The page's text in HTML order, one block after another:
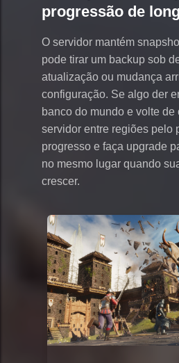
progressão de
O servidor mantém
pode tirar um backup sob
atualização ou mudança
configuração. Se algo der
banco do mundo e volte
servidor entre regiões pelo
progresso e faça upgrade
no mesmo lugar quando
crescer.